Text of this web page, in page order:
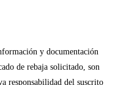
y documentación
de rebaja solicitado, son
responsabilidad del suscrito